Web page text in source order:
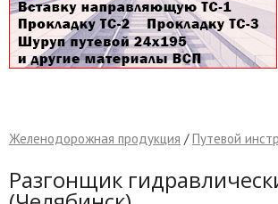
Желенодорожная продукция /Путевой
Разгонщик